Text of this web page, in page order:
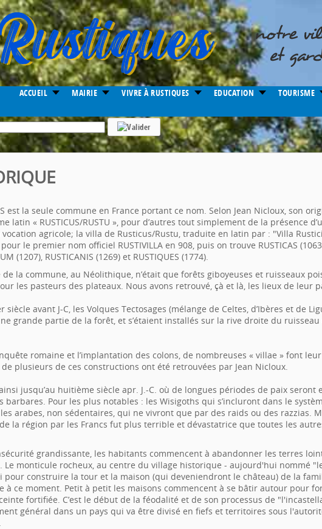
ACCUEIL MAIRIE VIVRE À RUSTIQUES EDUCATION TOURISME
est la seule commune en France portant ce nom. Selon Jean Nicloux, son
latin « RUSTICUS/RUSTU », pour d’autres tout simplement de la présence
vocation agricole; la villa de Rusticus/Rustu, traduite en latin par : "Villa
le premier nom officiel RUSTIVILLA en 908, puis on trouve RUSTICAS
(1207), RUSTICANIS (1269) et RUSTIQUES (1774).
de la commune, au Néolithique, n’était que forêts giboyeuses et ruisseaux
les pasteurs des plateaux. Nous avons retrouvé, çà et là, les lieux de leur
siècle avant J-C, les Volques Tectosages (mélange de Celtes, d’Ibères et de
grande partie de la forêt, et s’étaient installés sur la rive droite du ruisseau
romaine et l’implantation des colons, de nombreuses « villae » font
de plusieurs de ces constructions ont été retrouvées par Jean Nicloux.
jusqu’au huitième siècle apr. J.-C. où de longues périodes de paix seront
barbares. Pour les plus notables : les Wisigoths qui s’incluront dans le
arabes, non sédentaires, qui ne vivront que par des raids ou des razzias.
la région par les Francs fut plus terrible et dévastatrice que toutes les
grandissante, les habitants commencent à abandonner les terres
Le monticule rocheux, au centre du village historique - aujourd'hui nommé
pour construire la tour et la maison (qui deveniendront le château) de la
à ce moment. Petit à petit les maisons commencent à se bâtir autour pour
fortifiée. C’est le début de la féodalité et de son processus de
général dans un pays qui va être divisé en fiefs et territoires sous
Year
Month